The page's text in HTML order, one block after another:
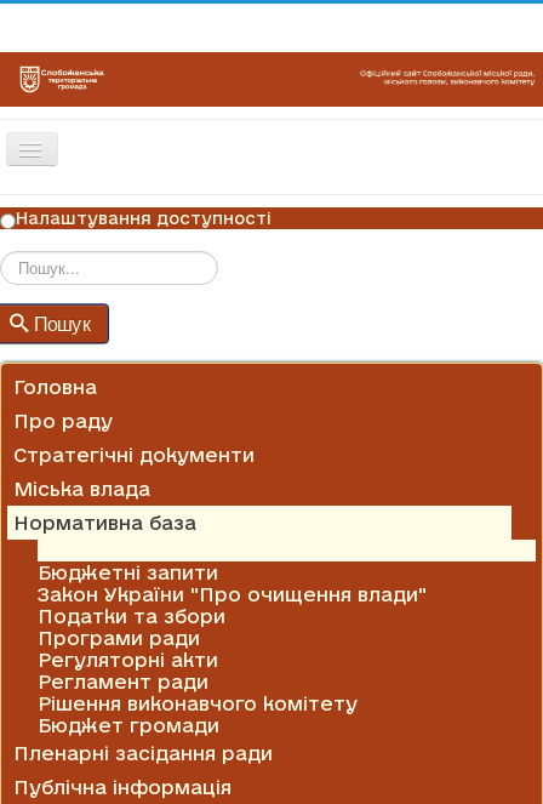
Перемикач
ГОЛОВНА
НОВИНИ
ОГОЛОШЕННЯ
ГРАФІКИ ПРИЙОМУ
Налаштування доступності
Пошук
Головна
Про раду
Стратегічні документи
Міська влада
Нормативна база
Бюджетні запити
Закон України "Про очищення влади"
Податки та збори
Програми ради
Регуляторні акти
Регламент ради
Рішення виконавчого комітету
Бюджет громади
Пленарні засідання ради
Публічна інформація